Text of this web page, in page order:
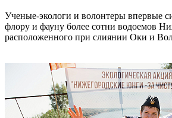
Ученые-экологи и волонтеры впервые
флору и фауну более сотни водоемов
расположенного при слиянии Оки и